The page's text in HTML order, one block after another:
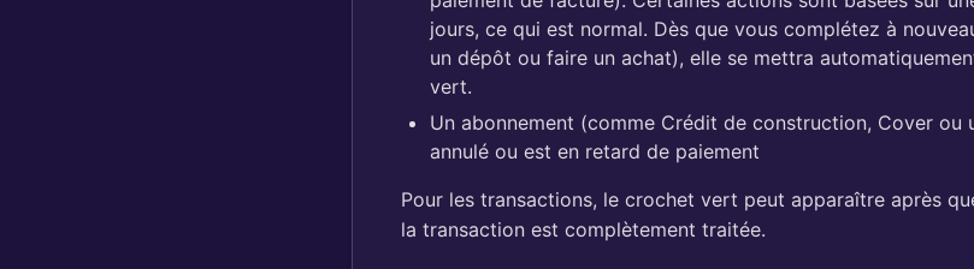
jours, ce qui est normal. Dès que vous complétez à
un dépôt ou faire un achat), elle se mettra
vert.
Un abonnement (comme Crédit de construction, Cover ou
annulé ou est en retard de paiement
Pour les transactions, le crochet vert peut apparaître après
la transaction est complètement traitée.